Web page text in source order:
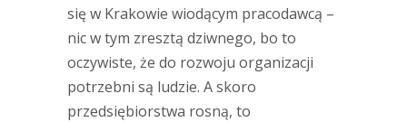
się w Krakowie wiodącym pracodawcą –
nic w tym zresztą dziwnego, bo to
oczywiste, że do rozwoju organizacji
potrzebni są ludzie. A skoro
przedsiębiorstwa rosną, to